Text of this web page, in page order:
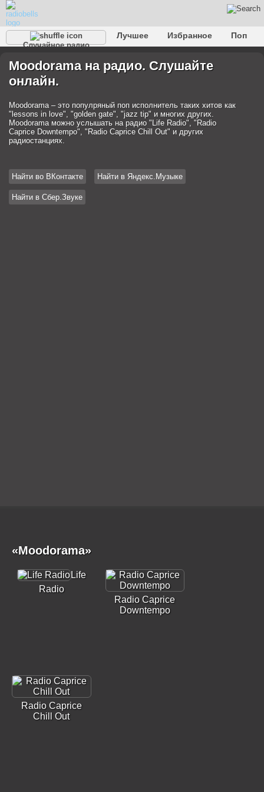
Случайное радио
Лучшее Избранное
Поп
Разговорное
Рэп Транс Дип-хаус
Фолк
Джаз
Детское
Moodorama на радио. Слушайте
онлайн.
Moodorama – это популряный поп исполнитель таких хитов как
"lessons in love", "golden gate", "jazz tip" и многих других.
Moodorama можно услышать на радио "Life Radio", "Radio
Caprice Downtempo", "Radio Caprice Chill Out" и других
радиостанциях.
Найти во ВКонтакте Найти в Яндекс.Музыке
Найти в Сбер.Звуке
«Moodorama»
Life
Radio
Radio Caprice
Downtempo
Radio Caprice
Chill Out